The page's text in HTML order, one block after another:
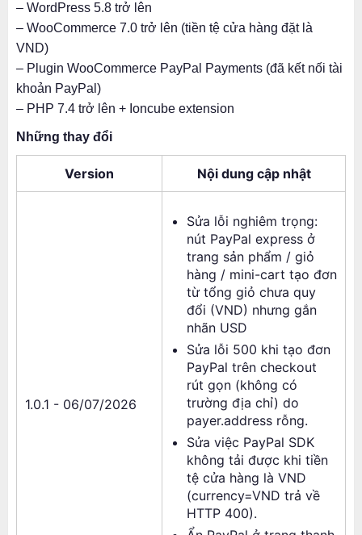
– WordPress 5.8 trở lên
– WooCommerce 7.0 trở lên (tiền tệ cửa hàng đặt là
VND)
– Plugin WooCommerce PayPal Payments (đã kết nối tài
khoản PayPal)
– PHP 7.4 trở lên + Ioncube extension
Những thay đổi
Version Nội dung cập nhật
1.0.1 - 06/07/2026
Sửa lỗi nghiêm trọng:
nút PayPal express ở
trang sản phẩm / giỏ
hàng / mini-cart tạo đơn
từ tổng giỏ chưa quy
đổi (VND) nhưng gắn
nhãn USD
Sửa lỗi 500 khi tạo đơn
PayPal trên checkout
rút gọn (không có
trường địa chỉ) do
payer.address rỗng.
Sửa việc PayPal SDK
không tải được khi tiền
tệ cửa hàng là VND
(currency=VND trả về
HTTP 400).